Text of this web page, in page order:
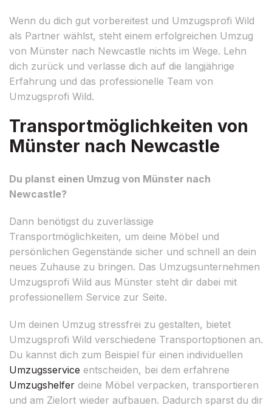
Wenn du dich gut vorbereitest und Umzugsprofi Wild
als Partner wählst, steht einem erfolgreichen Umzug
von Münster nach Newcastle nichts im Wege. Lehn
dich zurück und verlasse dich auf die langjährige
Erfahrung und das professionelle Team von
Umzugsprofi Wild.
Transportmöglichkeiten von
Münster nach Newcastle
Du planst einen Umzug von Münster nach
Newcastle?
Dann benötigst du zuverlässige
Transportmöglichkeiten, um deine Möbel und
persönlichen Gegenstände sicher und schnell an dein
neues Zuhause zu bringen. Das Umzugsunternehmen
Umzugsprofi Wild aus Münster steht dir dabei mit
professionellem Service zur Seite.
Um deinen Umzug stressfrei zu gestalten, bietet
Umzugsprofi Wild verschiedene Transportoptionen an.
Du kannst dich zum Beispiel für einen individuellen
Umzugsservice entscheiden, bei dem erfahrene
Umzugshelfer deine Möbel verpacken, transportieren
und am Zielort wieder aufbauen. Dadurch sparst du dir